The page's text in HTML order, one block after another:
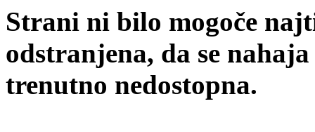
Strani ni bilo mogoče
odstranjena, da se
trenutno nedostopna.